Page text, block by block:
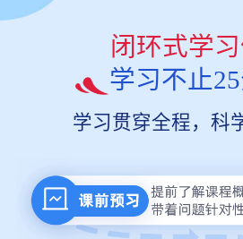
闭环式学
学习不止
学习贯穿全程，科